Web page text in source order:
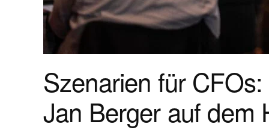
Szenarien für
Jan Berger auf dem